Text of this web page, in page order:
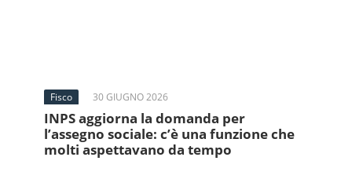
Fisco 30 GIUGNO 2026
INPS aggiorna la domanda per
l’assegno sociale: c’è una funzione che
molti aspettavano da tempo